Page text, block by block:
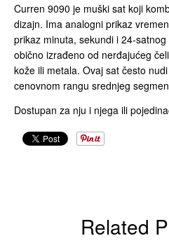
Curren 9090 je muški sat koji
dizajn. Ima analogni prikaz
prikaz minuta, sekundi i 24-
obično izrađeno od nerđajućeg
kože ili metala. Ovaj sat često
cenovnom rangu srednjeg
Dostupan za nju i njega ili
Related